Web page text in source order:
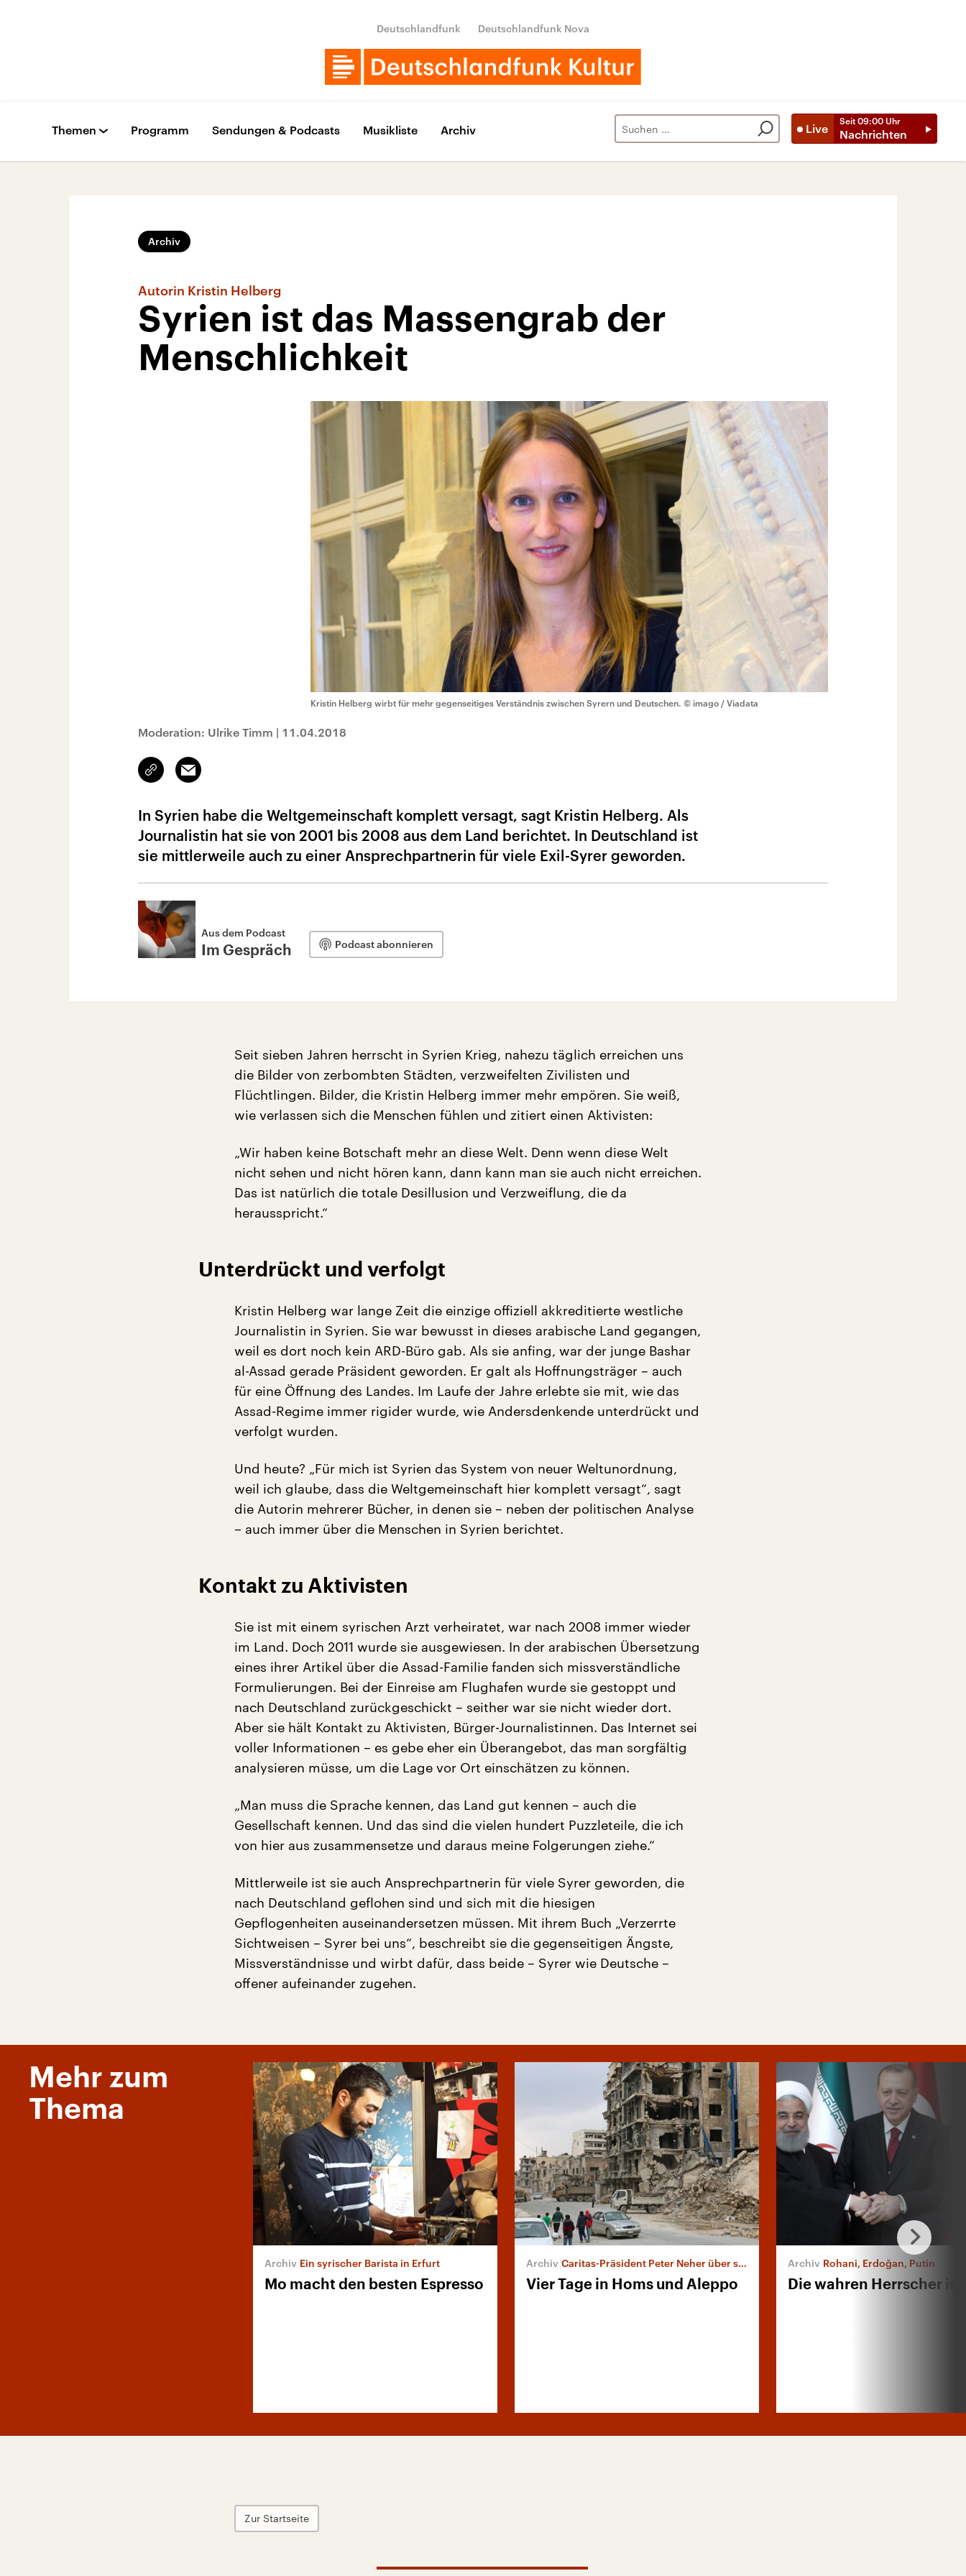
Deutschlandfunk Deutschlandfunk Nova
Live
Seit 09:00 Uhr
Nachrichten
Themen Programm Sendungen & Podcasts Musikliste Archiv
Archiv
Autorin Kristin Helberg
Syrien ist das Massengrab der
Menschlichkeit
Kristin Helberg wirbt für mehr gegenseitiges Verständnis zwischen Syrern und Deutschen. © imago / Viadata
Moderation: Ulrike Timm | 11.04.2018
Link
kopieren/teilen
Email
In Syrien habe die Weltgemeinschaft komplett versagt, sagt Kristin Helberg. Als
Journalistin hat sie von 2001 bis 2008 aus dem Land berichtet. In Deutschland ist
sie mittlerweile auch zu einer Ansprechpartnerin für viele Exil-Syrer geworden.
Aus dem Podcast
Im Gespräch Podcast abonnieren
Seit sieben Jahren herrscht in Syrien Krieg, nahezu täglich erreichen uns
die Bilder von zerbombten Städten, verzweifelten Zivilisten und
Flüchtlingen. Bilder, die Kristin Helberg immer mehr empören. Sie weiß,
wie verlassen sich die Menschen fühlen und zitiert einen Aktivisten:
„Wir haben keine Botschaft mehr an diese Welt. Denn wenn diese Welt
nicht sehen und nicht hören kann, dann kann man sie auch nicht erreichen.
Das ist natürlich die totale Desillusion und Verzweiflung, die da
herausspricht.“
Unterdrückt und verfolgt
Kristin Helberg war lange Zeit die einzige offiziell akkreditierte westliche
Journalistin in Syrien. Sie war bewusst in dieses arabische Land gegangen,
weil es dort noch kein ARD-Büro gab. Als sie anfing, war der junge Bashar
al-Assad gerade Präsident geworden. Er galt als Hoffnungsträger – auch
für eine Öffnung des Landes. Im Laufe der Jahre erlebte sie mit, wie das
Assad-Regime immer rigider wurde, wie Andersdenkende unterdrückt und
verfolgt wurden.
Und heute? „Für mich ist Syrien das System von neuer Weltunordnung,
weil ich glaube, dass die Weltgemeinschaft hier komplett versagt“, sagt
die Autorin mehrerer Bücher, in denen sie – neben der politischen Analyse
– auch immer über die Menschen in Syrien berichtet.
Kontakt zu Aktivisten
Sie ist mit einem syrischen Arzt verheiratet, war nach 2008 immer wieder
im Land. Doch 2011 wurde sie ausgewiesen. In der arabischen Übersetzung
eines ihrer Artikel über die Assad-Familie fanden sich missverständliche
Formulierungen. Bei der Einreise am Flughafen wurde sie gestoppt und
nach Deutschland zurückgeschickt – seither war sie nicht wieder dort.
Aber sie hält Kontakt zu Aktivisten, Bürger-Journalistinnen. Das Internet sei
voller Informationen – es gebe eher ein Überangebot, das man sorgfältig
analysieren müsse, um die Lage vor Ort einschätzen zu können.
„Man muss die Sprache kennen, das Land gut kennen – auch die
Gesellschaft kennen. Und das sind die vielen hundert Puzzleteile, die ich
von hier aus zusammensetze und daraus meine Folgerungen ziehe.“
Mittlerweile ist sie auch Ansprechpartnerin für viele Syrer geworden, die
nach Deutschland geflohen sind und sich mit die hiesigen
Gepflogenheiten auseinandersetzen müssen. Mit ihrem Buch „Verzerrte
Sichtweisen – Syrer bei uns“, beschreibt sie die gegenseitigen Ängste,
Missverständnisse und wirbt dafür, dass beide – Syrer wie Deutsche –
offener aufeinander zugehen.
Mehr zum
Thema
Ein syrischer Barista in Erfurt
Mo macht den besten Espresso
Caritas-Präsident Peter Neher über seine Reise nach Syrien
Vier Tage in Homs und Aleppo
Rohani, Erdoğan, Putin
Die wahren Herrscher in
Zur Startseite